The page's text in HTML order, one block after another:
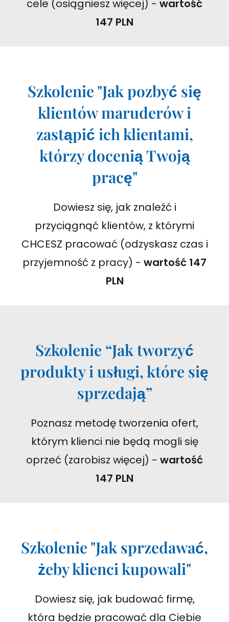
cele (osiągniesz więcej) - wartość
147 PLN
Szkolenie "Jak pozbyć się
klientów maruderów i
zastąpić ich klientami,
którzy docenią Twoją
pracę"
Dowiesz się, jak znaleźć i
przyciągnąć klientów, z którymi
CHCESZ pracować (odzyskasz czas i
przyjemność z pracy) - wartość 147
PLN
Szkolenie “Jak tworzyć
produkty i usługi, które się
sprzedają”
Poznasz metodę tworzenia ofert,
którym klienci nie będą mogli się
oprzeć (zarobisz więcej) - wartość
147 PLN
Szkolenie "Jak sprzedawać,
żeby klienci kupowali"
Dowiesz się, jak budować firmę,
która będzie pracować dla Ciebie